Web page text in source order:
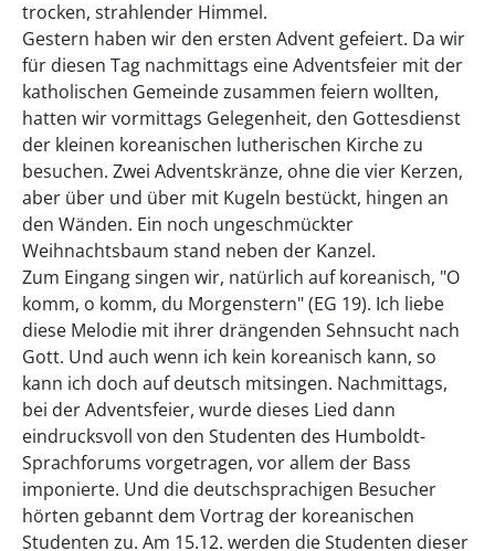
trocken, strahlender Himmel.
Gestern haben wir den ersten Advent gefeiert. Da wir
für diesen Tag nachmittags eine Adventsfeier mit der
katholischen Gemeinde zusammen feiern wollten,
hatten wir vormittags Gelegenheit, den Gottesdienst
der kleinen koreanischen lutherischen Kirche zu
besuchen. Zwei Adventskränze, ohne die vier Kerzen,
aber über und über mit Kugeln bestückt, hingen an
den Wänden. Ein noch ungeschmückter
Weihnachtsbaum stand neben der Kanzel.
Zum Eingang singen wir, natürlich auf koreanisch, "O
komm, o komm, du Morgenstern" (EG 19). Ich liebe
diese Melodie mit ihrer drängenden Sehnsucht nach
Gott. Und auch wenn ich kein koreanisch kann, so
kann ich doch auf deutsch mitsingen. Nachmittags,
bei der Adventsfeier, wurde dieses Lied dann
eindrucksvoll von den Studenten des Humboldt-
Sprachforums vorgetragen, vor allem der Bass
imponierte. Und die deutschsprachigen Besucher
hörten gebannt dem Vortrag der koreanischen
Studenten zu. Am 15.12. werden die Studenten dieser